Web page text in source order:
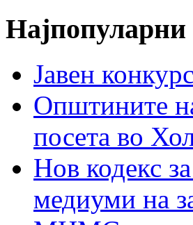
Најпопуларни
Јавен
Општините
посета во
Нов кодекс
медиуми на